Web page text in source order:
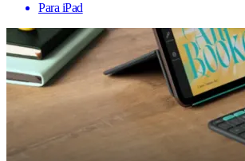
Para iPad